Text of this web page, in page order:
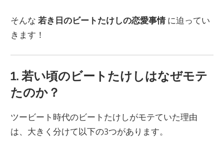
そんな若き日のビートたけしの恋愛事情 に迫ってい
きます！
1. 若い頃のビートたけしはなぜモテ
たのか？
ツービート時代のビートたけしがモテていた理由
は、大きく分けて以下の3つがあります。